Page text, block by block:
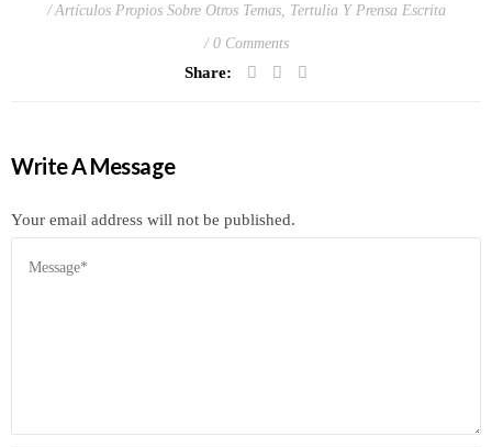
Artículos Propios Sobre Otros Temas, Tertulia Y Prensa Escrita
0 Comments
Share:
Write A Message
Your email address will not be published.